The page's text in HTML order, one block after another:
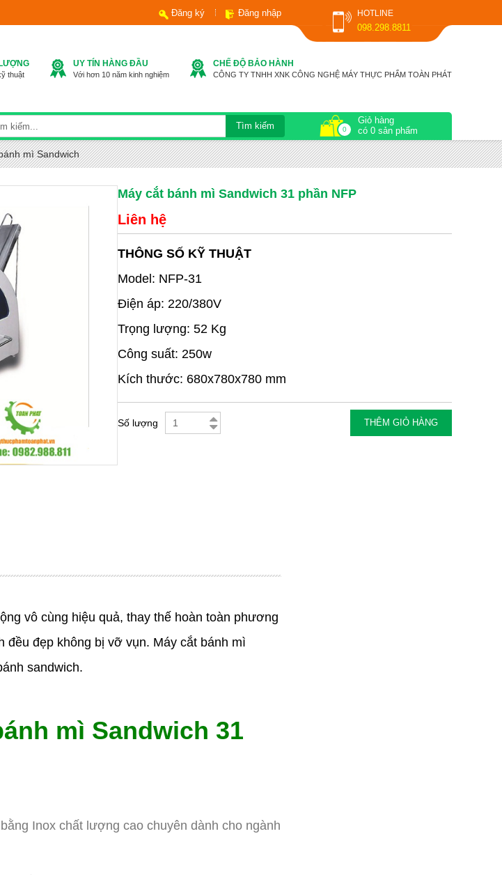
Đăng ký Đăng nhập HOTLINE
098.298.8811
thuật
UY TÍN HÀNG ĐẦU
Với hơn 10 năm kinh nghiệm
CHẾ ĐỘ BẢO HÀNH
CÔNG TY TNHH XNK CÔNG NGHỆ MÁY THỰC PHẨM TOÀN PHÁT
0
Giỏ hàng
có 0 sản phẩm
mì Sandwich
Máy cắt bánh mì Sandwich 31 phần NFP
Liên hệ
THÔNG SỐ KỸ THUẬT
Model: NFP-31
Điện áp: 220/380V
Trọng lượng: 52 Kg
Công suất: 250w
Kích thước: 680x780x780 mm
Số lượng THÊM GIỎ HÀNG
vô cùng hiệu quả, thay thế hoàn toàn phương
đều đẹp không bị vỡ vụn. Máy cắt bánh mì
sandwich.
mì Sandwich 31
Inox chất lượng cao chuyên dành cho ngành